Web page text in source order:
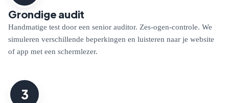
Grondige audit
Handmatige test door een senior auditor. Zes-ogen-controle. We
simuleren verschillende beperkingen en luisteren naar je website
of app met een schermlezer.
3